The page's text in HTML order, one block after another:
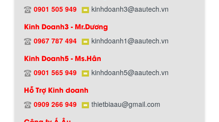
0901 505 949 kinhdoanh3@aautech.vn
Kinh Doanh3 - Mr.Dương
0967 787 494 kinhdoanh1@aautech.vn
Kinh Doanh5 - Ms.Hân
0901 565 949 kinhdoanh5@aautech.vn
Hỗ Trợ Kinh doanh
0909 266 949 thietbiaau@gmail.com
Hướng dẫn thanh toán mua hàng